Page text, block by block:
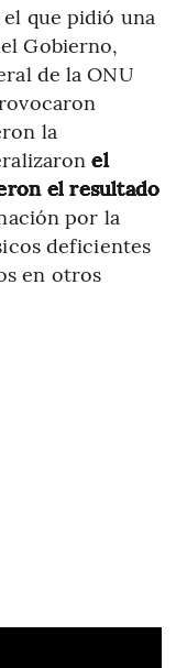
que pidió una
Gobierno,
de la ONU
la
el
el resultado
por la
deficientes
en otros